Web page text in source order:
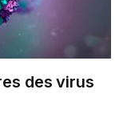
des virus